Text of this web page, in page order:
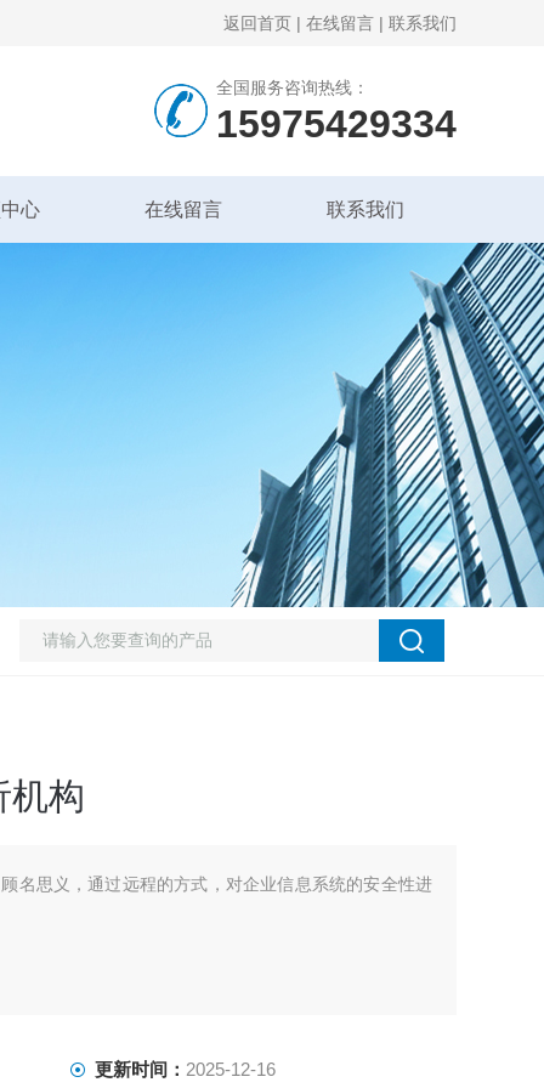
返回首页 | 在线留言 | 联系我们
全国服务咨询热线：
15975429334
心 在线留言 联系我们
机构
名思义，通过远程的方式，对企业信息系统的安全性进
更新时间： 2025-12-16